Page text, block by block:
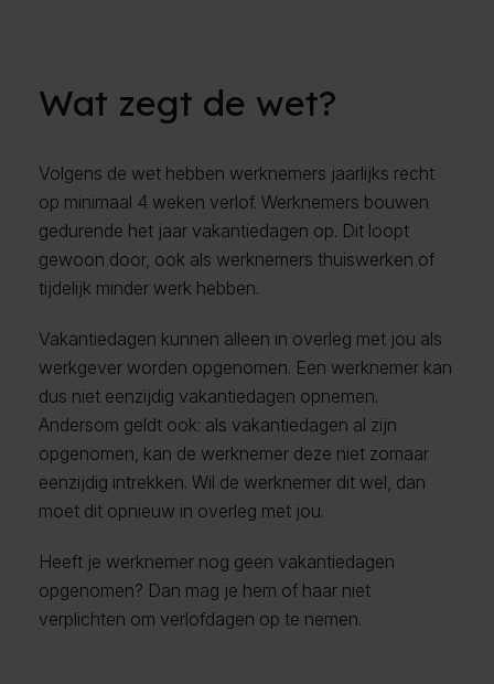
Wat zegt de wet?
Volgens de wet hebben werknemers jaarlijks recht
op minimaal 4 weken verlof. Werknemers bouwen
gedurende het jaar vakantiedagen op. Dit loopt
gewoon door, ook als werknemers thuiswerken of
tijdelijk minder werk hebben.
Vakantiedagen kunnen alleen in overleg met jou als
werkgever worden opgenomen. Een werknemer kan
dus niet eenzijdig vakantiedagen opnemen.
Andersom geldt ook: als vakantiedagen al zijn
opgenomen, kan de werknemer deze niet zomaar
eenzijdig intrekken. Wil de werknemer dit wel, dan
moet dit opnieuw in overleg met jou.
Heeft je werknemer nog geen vakantiedagen
opgenomen? Dan mag je hem of haar niet
verplichten om verlofdagen op te nemen.